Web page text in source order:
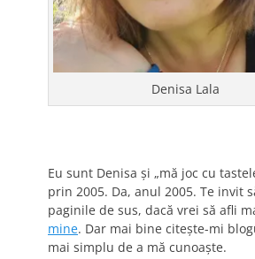
Denisa Lala
Eu sunt Denisa și „mă joc cu
prin 2005. Da, anul 2005. Te invit
paginile de sus, dacă vrei să afli
mine. Dar mai bine citește-mi
mai simplu de a mă cunoaște.